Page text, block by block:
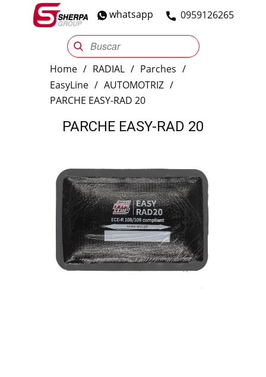
​0959126265
whatsapp
Sherpa Group Reencauche Automotriz
Home / RADIAL / Parches /
EasyLine / AUTOMOTRIZ /
PARCHE EASY-RAD 20
PARCHE EASY-RAD 20